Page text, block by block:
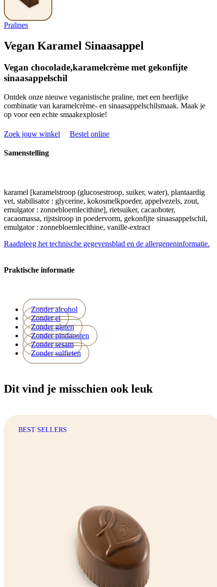
Pralines
Vegan Karamel Sinaasappel
Vegan chocolade,karamelcrème met gekonfijte
sinaasappelschil
Ontdek onze nieuwe veganistische praline, met een heerlijke
combinatie van karamelcrème- en sinaasappelschilsmaak. Maak je
op voor een echte smaakexplosie!
Zoek jouw winkel Bestel online
Samenstelling
karamel [karamelstroop (glucosestroop, suiker, water), plantaardig
vet, stabilisator : glycerine, kokosmelkpoeder, appelvezels, zout,
emulgator : zonnebloemlecithine], rietsuiker, cacaoboter,
cacaomassa, rijstsiroop in poedervorm, gekonfijte sinaasappelschil,
emulgator : zonnebloemlecithine, vanille-extract
Raadpleeg het technische gegevensblad en de allergeneninformatie.
Praktische informatie
Zonder alcohol
Zonder ei
Zonder gluten
Zonder pindanoten
Zonder sesam
Zonder sulfieten
Dit vind je misschien ook leuk
BEST SELLERS